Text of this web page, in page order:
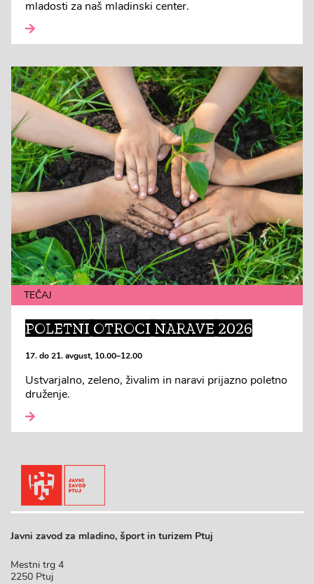
mladosti za naš mladinski center.
TEČAJ
POLETNI OTROCI NARAVE 2026
17. do 21. avgust, 10.00–12.00
Ustvarjalno, zeleno, živalim in naravi prijazno poletno
druženje.
Javni zavod za mladino, šport in turizem Ptuj
Mestni trg 4
2250 Ptuj